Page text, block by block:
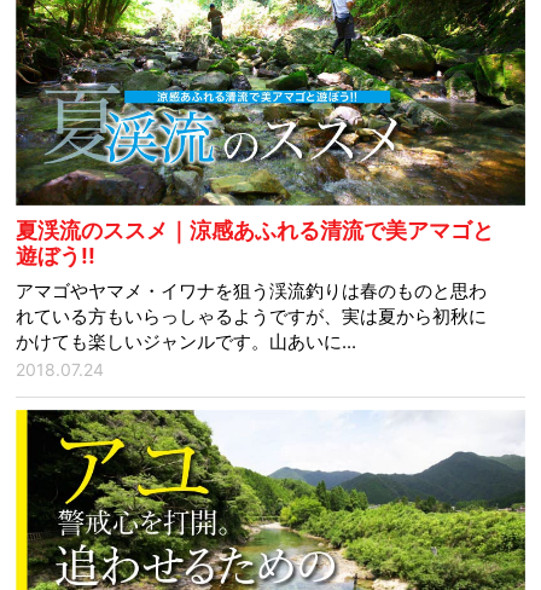
夏渓流のススメ｜涼感あふれる清流で美アマゴと
遊ぼう!!
アマゴやヤマメ・イワナを狙う渓流釣りは春のものと思わ
れている方もいらっしゃるようですが、実は夏から初秋に
かけても楽しいジャンルです。山あいに...
2018.07.24